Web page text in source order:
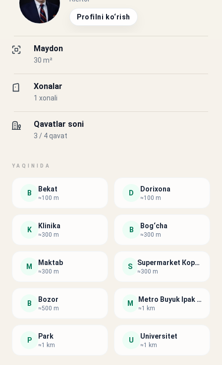
Profilni ko‘rish
Maydon
30 m²
Xonalar
1 xonali
Qavatlar soni
3 / 4 qavat
YAQINIDA
B Bekat
≈100 m
D Dorixona
≈100 m
K Klinika
≈300 m
B Bog‘cha
≈300 m
M Maktab
≈300 m
S Supermarket Корзинка
≈300 m
B Bozor
≈500 m
M Metro Buyuk Ipak Yo‘li
≈1 km
P Park
≈1 km
U Universitet
≈1 km